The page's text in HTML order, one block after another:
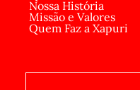
Nossa História
Missão e Valores
Quem Faz a Xapuri